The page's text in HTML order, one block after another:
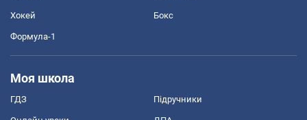
Хокей Бокс
Формула-1
Моя школа
ГДЗ Підручники